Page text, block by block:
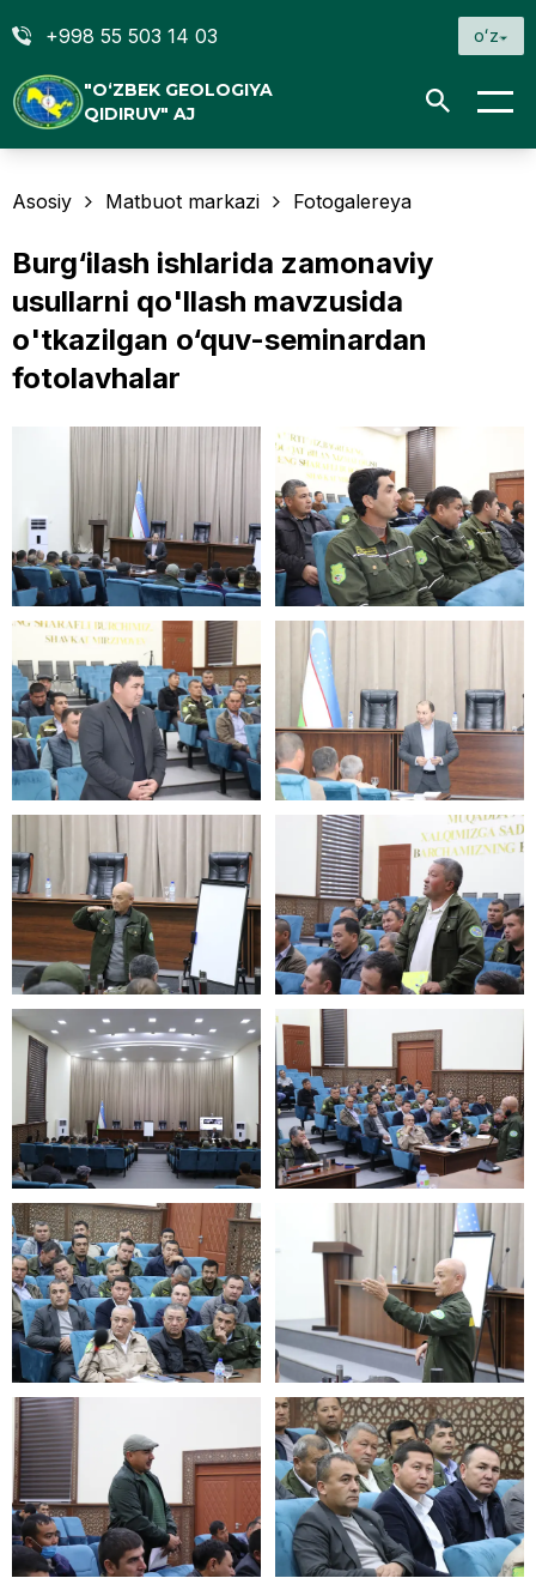
+998 55 503 14 03 oʻz
"O‘ZBEK GEOLOGIYA
QIDIRUV" AJ
Asosiy Matbuot markazi Fotogalereya
Burg‘ilash ishlarida zamonaviy
usullarni qo'llash mavzusida
o'tkazilgan o‘quv-seminardan
fotolavhalar